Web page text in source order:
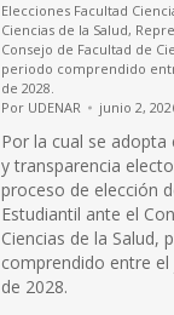
Elecciones Facultad
Ciencias de la Salud,
Consejo de Facultad de
periodo comprendido
de 2028.
Por UDENAR junio 2,
Por la cual se
y transparencia
proceso de elección
Estudiantil ante el
Ciencias de la Salud,
comprendido entre
de 2028.